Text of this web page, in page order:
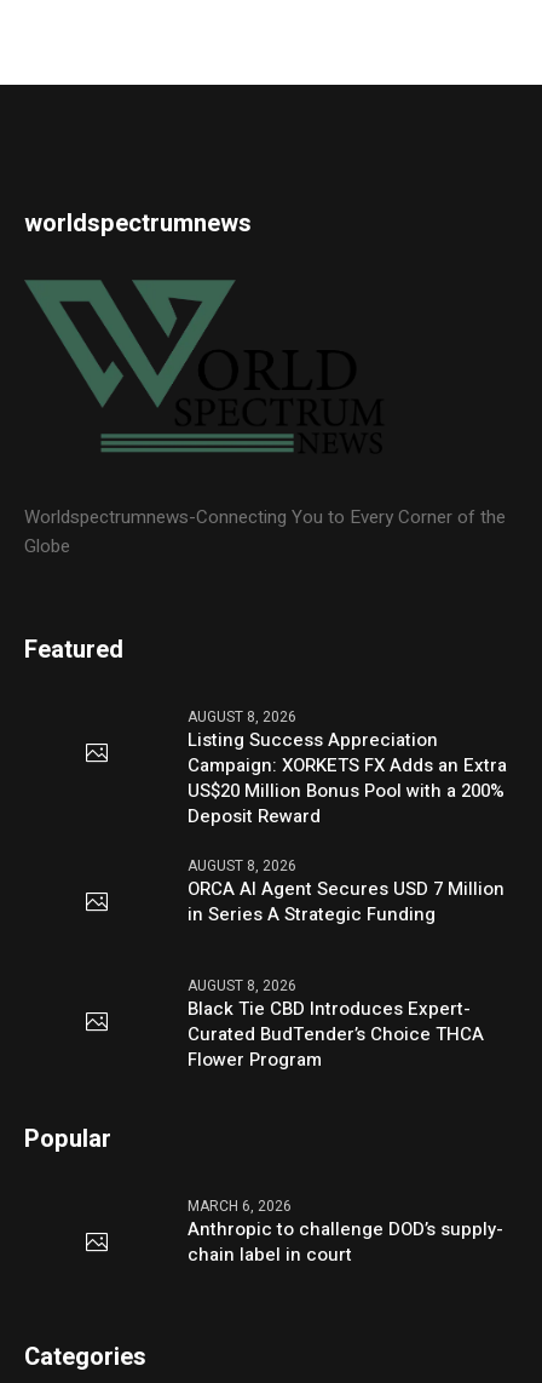
worldspectrumnews
Worldspectrumnews-Connecting You to Every Corner of the
Globe
Featured
AUGUST 8, 2026
Listing Success Appreciation
Campaign: XORKETS FX Adds an Extra
US$20 Million Bonus Pool with a 200%
Deposit Reward
AUGUST 8, 2026
ORCA AI Agent Secures USD 7 Million
in Series A Strategic Funding
AUGUST 8, 2026
Black Tie CBD Introduces Expert-
Curated BudTender’s Choice THCA
Flower Program
Popular
MARCH 6, 2026
Anthropic to challenge DOD’s supply-
chain label in court
Categories